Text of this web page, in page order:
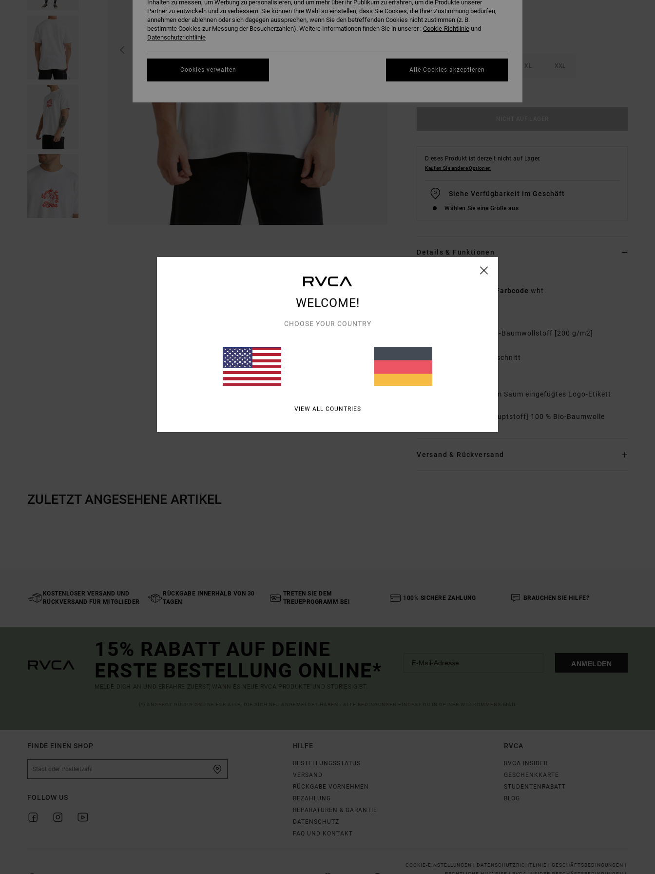
XL XXL
Dieses Produkt ist derzeit nicht auf Lager.
Kaufen Sie andere Optionen
Siehe Verfügbarkeit im Geschäft
Wählen Sie eine Größe aus
Details & Funktionen
Männer Weiss T-Shirt
Farbcode wht
100 % Bio-Baumwollstoff [200 g/m2]
Fit:
Rundhalsausschnitt
In die Seitennaht am Saum eingefügtes Logo-Etikett
[Hauptstoff] 100 % Bio-Baumwolle
Versand & Rückversand
ZULETZT ANGESEHENE ARTIKEL
KOSTENLOSER VERSAND UND
RÜCKVERSAND FÜR MITGLIEDER
RÜCKGABE INNERHALB VON 30
TAGEN
TRETEN SIE DEM
TREUEPROGRAMM BEI
100% SICHERE ZAHLUNG BRAUCHEN SIE HILFE?
15% RABATT AUF DEINE
ERSTE BESTELLUNG ONLINE*
MELDE DICH AN UND ERFAHRE ZUERST, WANN ES NEUE RVCA PRODUKTE UND STORIES GIBT.
ANMELDEN
FINDE EINEN SHOP
FOLLOW US
HILFE
BESTELLUNGSSTATUS
VERSAND
RÜCKGABE VORNEHMEN
BEZAHLUNG
REPARATUREN & GARANTIE
DATENSCHUTZ
FAQ UND KONTAKT
RVCA
RVCA INSIDER
GESCHENKKARTE
STUDENTENRABATT
BLOG
COOKIE-EINSTELLUNGEN | DATENSCHUTZRICHTLINIE | GESCHÄFTSBEDINGUNGEN |
WELCOME!
CHOOSE YOUR COUNTRY
VIEW ALL COUNTRIES
Inhalten zu messen, um Werbung zu personalisieren, und um mehr über ihr Publikum zu erfahren, um die Produkte unserer
Partner zu entwickeln und zu verbessern. Sie können Ihre Wahl so einstellen, dass Sie Cookies, die Ihrer Zustimmung bedürfen,
annehmen oder ablehnen oder sich dagegen aussprechen, wenn Sie den betreffenden Cookies nicht zustimmen (z. B.
bestimmte Cookies zur Messung der Besucherzahlen). Weitere Informationen finden Sie in unserer : Cookie-Richtlinie und
Datenschutzrichtlinie
Cookies verwalten Alle Cookies akzeptieren